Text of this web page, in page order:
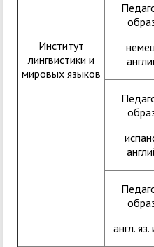
Институт
лингвистики и
мировых языков
англ.